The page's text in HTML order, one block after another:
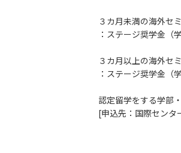
３カ月未満の海外セ
：ステージ奨学金（
３カ月以上の海外セ
：ステージ奨学金（
認定留学をする学部
[申込先：国際センタ